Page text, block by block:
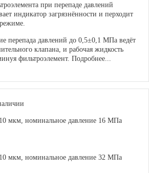
при перепаде давлений
индикатор загрязнённости и перходит
перепада давлений до 0,5±0,1 МПа ведёт
клапана, и рабочая жидкость
фильтроэлемент. Подробнее...
мкм, номинальное давление 16 МПа
мкм, номинальное давление 32 МПа